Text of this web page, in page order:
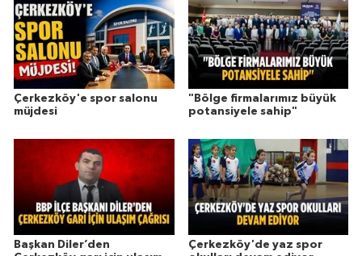
Çerkezköy'e spor salonu
müjdesi
"Bölge firmalarımız büyük
potansiyele sahip"
Başkan Diler’den
Çerkezköy'de yaz spor